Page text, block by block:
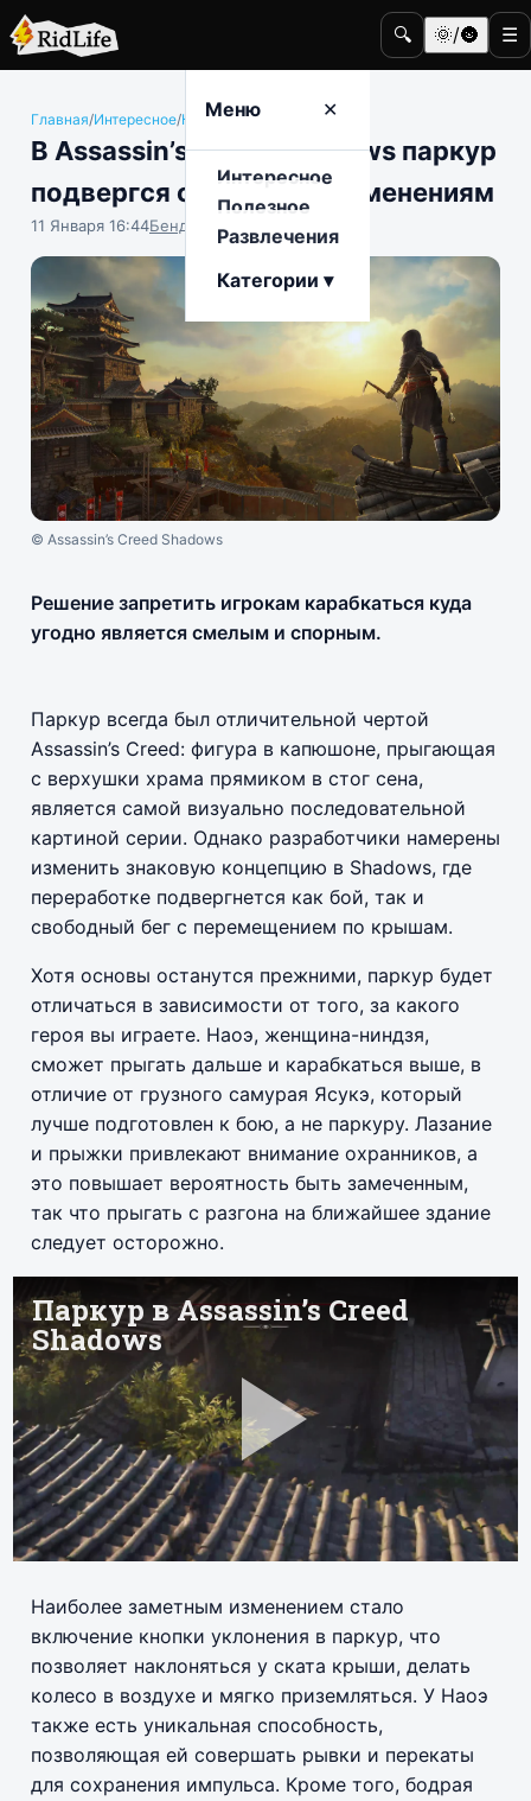
🔍 🌞/🌚 ☰
Меню ✕
Интересное
Полезное
Развлечения
Категории ▾
Главная/Интересное/Компьютерные игры
В Assassin’s Creed Shadows паркур
подвергся серьёзным изменениям
11 Января 16:44Бенджамин Воробьёв
© Assassin’s Creed Shadows
Решение запретить игрокам карабкаться куда
угодно является смелым и спорным.
Паркур всегда был отличительной чертой
Assassin’s Creed: фигура в капюшоне, прыгающая
с верхушки храма прямиком в стог сена,
является самой визуально последовательной
картиной серии. Однако разработчики намерены
изменить знаковую концепцию в Shadows, где
переработке подвергнется как бой, так и
свободный бег с перемещением по крышам.
Хотя основы останутся прежними, паркур будет
отличаться в зависимости от того, за какого
героя вы играете. Наоэ, женщина-ниндзя,
сможет прыгать дальше и карабкаться выше, в
отличие от грузного самурая Ясукэ, который
лучше подготовлен к бою, а не паркуру. Лазание
и прыжки привлекают внимание охранников, а
это повышает вероятность быть замеченным,
так что прыгать с разгона на ближайшее здание
следует осторожно.
Наиболее заметным изменением стало
включение кнопки уклонения в паркур, что
позволяет наклоняться у ската крыши, делать
колесо в воздухе и мягко приземляться. У Наоэ
также есть уникальная способность,
позволяющая ей совершать рывки и перекаты
для сохранения импульса. Кроме того, бодрая